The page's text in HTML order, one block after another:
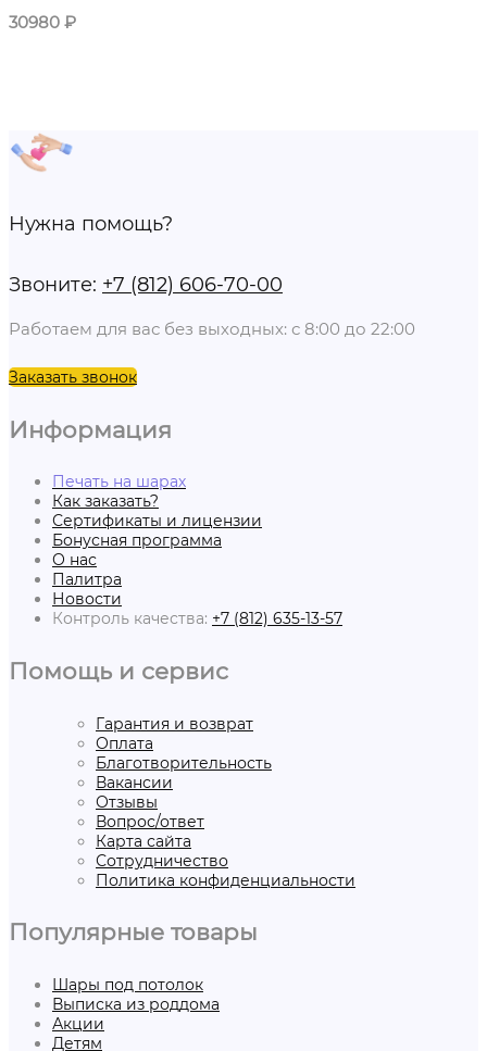
30980 ₽
Нужна помощь?
Звоните: +7 (812) 606-70-00
Работаем для вас без выходных: с 8:00 до 22:00
Заказать звонок
Информация
Печать на шарах
Как заказать?
Сертификаты и лицензии
Бонусная программа
О нас
Палитра
Новости
Контроль качества: +7 (812) 635-13-57
Помощь и сервис
Гарантия и возврат
Оплата
Благотворительность
Вакансии
Отзывы
Вопрос/ответ
Карта сайта
Сотрудничество
Политика конфиденциальности
Популярные товары
Шары под потолок
Выписка из роддома
Акции
Детям